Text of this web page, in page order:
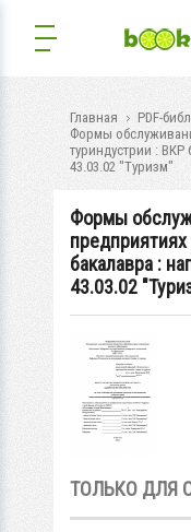
Главная
PDF-
Формы
туриндустрии : ВКР
43.03.02 "Туризм"
Формы
бакалавра :
43.03.02
ТОЛЬКО ДЛЯ